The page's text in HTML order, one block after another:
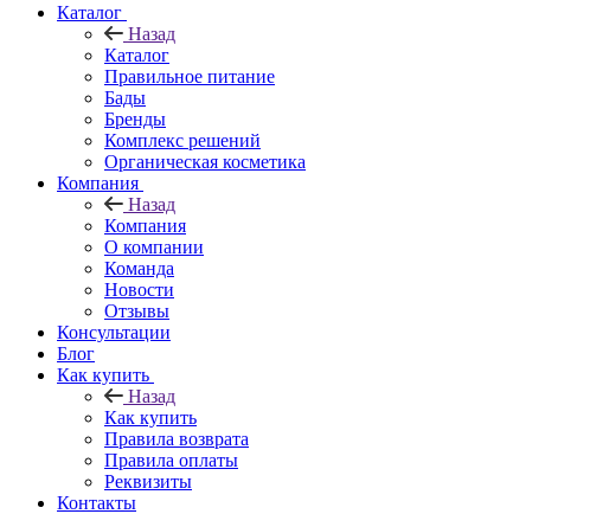
Каталог
Назад
Каталог
Правильное питание
Бады
Бренды
Комплекс решений
Органическая косметика
Компания
Назад
Компания
О компании
Команда
Новости
Отзывы
Консультации
Блог
Как купить
Назад
Как купить
Правила возврата
Правила оплаты
Реквизиты
Контакты